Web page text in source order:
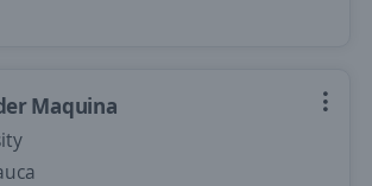
Maquina